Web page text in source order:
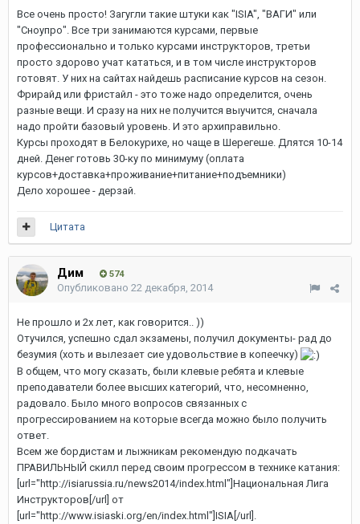
Все очень просто! Загугли такие штуки как "ISIA", "ВАГИ" или
"Сноупро". Все три занимаются курсами, первые
профессионально и только курсами инструкторов, третьи
просто здорово учат кататься, и в том числе инструкторов
готовят. У них на сайтах найдешь расписание курсов на сезон.
Фрирайд или фристайл - это тоже надо определится, очень
разные вещи. И сразу на них не получится выучится, сначала
надо пройти базовый уровень. И это архиправильно.
Курсы проходят в Белокурихе, но чаще в Шерегеше. Длятся 10-14
дней. Денег готовь 30-ку по минимуму (оплата
курсов+доставка+проживание+питание+подъемники)
Дело хорошее - дерзай.
Цитата
Дим 574
Опубликовано 22 декабря, 2014
Не прошло и 2х лет, как говорится.. ))
Отучился, успешно сдал экзамены, получил документы- рад до
безумия (хоть и вылезает сие удовольствие в копеечку)
В общем, что могу сказать, были клевые ребята и клевые
преподаватели более высших категорий, что, несомненно,
радовало. Было много вопросов связанных с
прогрессированием на которые всегда можно было получить
ответ.
Всем же бордистам и лыжникам рекомендую подкачать
ПРАВИЛЬНЫЙ скилл перед своим прогрессом в технике катания:
[url="http://isiarussia.ru/news2014/index.html"]Национальная Лига
Инструкторов[/url] от
[url="http://www.isiaski.org/en/index.html"]ISIA[/url].